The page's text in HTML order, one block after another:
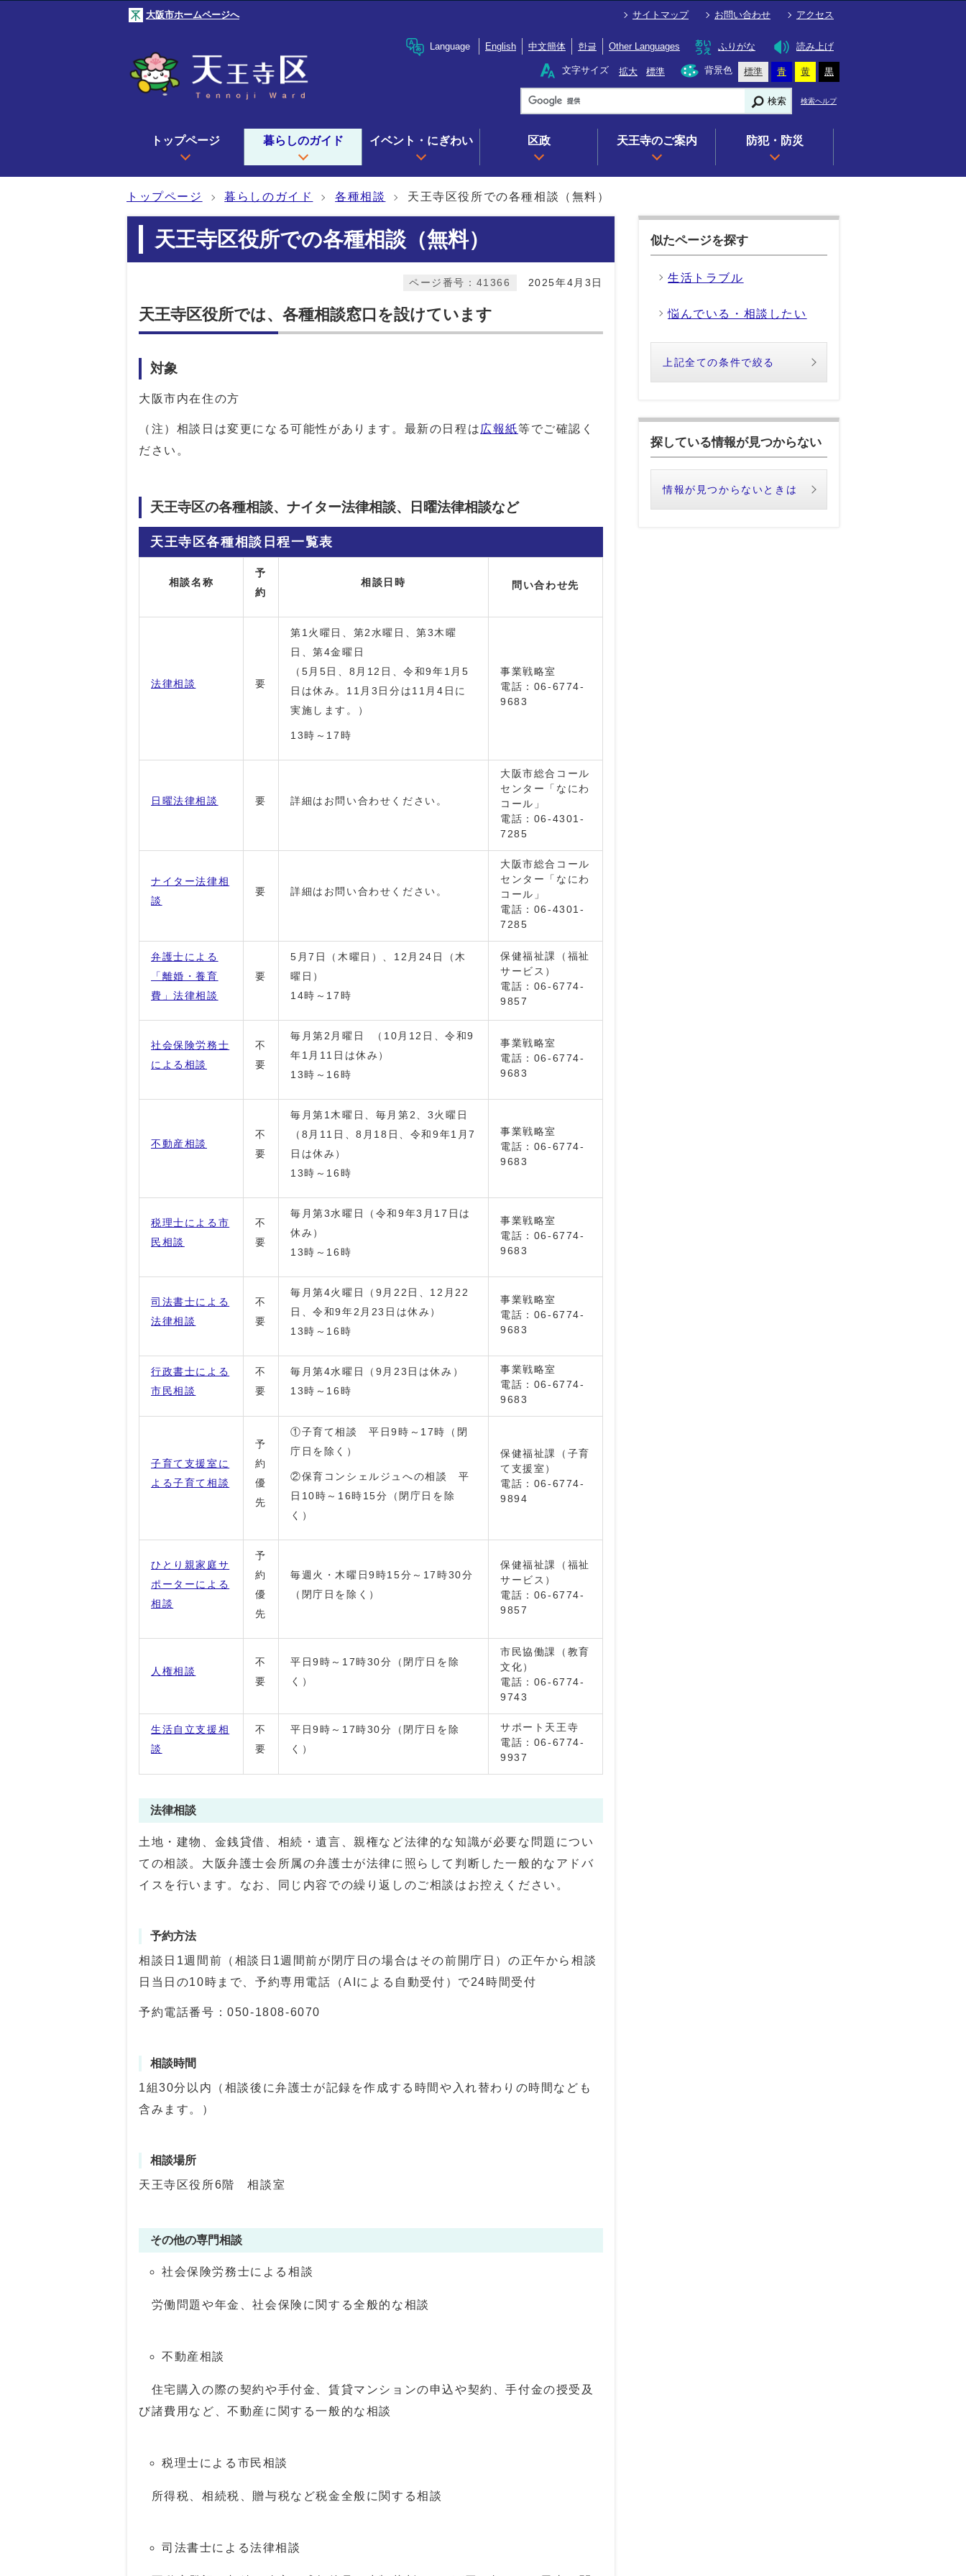
大阪市ホームページへ サイトマップ お問い合わせ アクセス
Language English 中文簡体 한글 Other Languages ふりがな 読み上げ
文字サイズ 拡大 標準 背景色 標準 青 黄 黒
検索 検索ヘルプ
トップページ 暮らしのガイド イベント・にぎわい 区政 天王寺のご案内 防犯・防災
トップページ 暮らしのガイド 各種相談 天王寺区役所での各種相談（無料）
天王寺区役所での各種相談（無料）
2025年4月3日
ページ番号：41366
天王寺区役所では、各種相談窓口を設けています
対象
大阪市内在住の方
（注）相談日は変更になる可能性があります。最新の日程は 広報紙等でご確認く
ださい。
天王寺区の各種相談、ナイター法律相談、日曜法律相談など
天王寺区各種相談日程一覧表
相談名称
予
約
相談日時 問い合わせ先
法律相談 要
第1火曜日、第2水曜日、第3木曜
日、第4金曜日
（5月5日、8月12日、令和9年1月5
日は休み。11月3日分は11月4日に
実施します。）
13時～17時
事業戦略室
電話：06-6774-
9683
日曜法律相談 要 詳細はお問い合わせください。
大阪市総合コール
センター「なにわ
コール」
電話：06-4301-
7285
ナイター法律相
談
要 詳細はお問い合わせください。
大阪市総合コール
センター「なにわ
コール」
電話：06-4301-
7285
弁護士による
「離婚・養育
費」法律相談
要
5月7日（木曜日）、12月24日（木
曜日）
14時～17時
保健福祉課（福祉
サービス）
電話：06-6774-
9857
社会保険労務士
による相談
不
要
毎月第2月曜日 （10月12日、令和9
年1月11日は休み）
13時～16時
事業戦略室
電話：06-6774-
9683
不動産相談
不
要
毎月第1木曜日、毎月第2、3火曜日
（8月11日、8月18日、令和9年1月7
日は休み）
13時～16時
事業戦略室
電話：06-6774-
9683
税理士による市
民相談
不
要
毎月第3水曜日（令和9年3月17日は
休み）
13時～16時
事業戦略室
電話：06-6774-
9683
司法書士による
法律相談
不
要
毎月第4火曜日（9月22日、12月22
日、令和9年2月23日は休み）
13時～16時
事業戦略室
電話：06-6774-
9683
行政書士による
市民相談
不
要
毎月第4水曜日（9月23日は休み）
13時～16時
事業戦略室
電話：06-6774-
9683
子育て支援室に
よる子育て相談
予
約
優
先
①子育て相談 平日9時～17時（閉
庁日を除く）
②保育コンシェルジュへの相談 平
日10時～16時15分（閉庁日を除
く）
保健福祉課（子育
て支援室）
電話：06-6774-
9894
ひとり親家庭サ
ポーターによる
相談
予
約
優
先
毎週火・木曜日9時15分～17時30分
（閉庁日を除く）
保健福祉課（福祉
サービス）
電話：06-6774-
9857
人権相談
不
要
平日9時～17時30分（閉庁日を除
く）
市民協働課（教育
文化）
電話：06-6774-
9743
生活自立支援相
談
不
要
平日9時～17時30分（閉庁日を除
く）
サポート天王寺
電話：06-6774-
9937
法律相談
土地・建物、金銭貸借、相続・遺言、親権など法律的な知識が必要な問題につい
ての相談。大阪弁護士会所属の弁護士が法律に照らして判断した一般的なアドバ
イスを行います。なお、同じ内容での繰り返しのご相談はお控えください。
予約方法
相談日1週間前（相談日1週間前が閉庁日の場合はその前開庁日）の正午から相談
日当日の10時まで、予約専用電話（AIによる自動受付）で24時間受付
予約電話番号：050-1808-6070
相談時間
1組30分以内（相談後に弁護士が記録を作成する時間や入れ替わりの時間なども
含みます。）
相談場所
天王寺区役所6階 相談室
その他の専門相談
社会保険労務士による相談
労働問題や年金、社会保険に関する全般的な相談
不動産相談
住宅購入の際の契約や手付金、賃貸マンションの申込や契約、手付金の授受及
び諸費用など、不動産に関する一般的な相談
税理士による市民相談
所得税、相続税、贈与税など税金全般に関する相談
司法書士による法律相談
似たページを探す
生活トラブル
悩んでいる・相談したい
上記全ての条件で絞る
探している情報が見つからない
情報が見つからないときは